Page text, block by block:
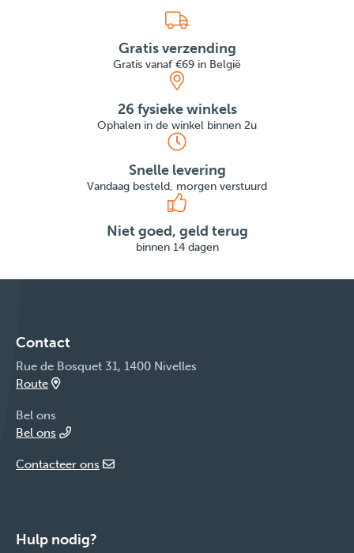
Gratis verzending
Gratis vanaf €69 in België
26 fysieke winkels
Ophalen in de winkel binnen 2u
Snelle levering
Vandaag besteld, morgen verstuurd
Niet goed, geld terug
binnen 14 dagen
Contact
Rue de Bosquet 31, 1400 Nivelles
Route
Bel ons
Bel ons
Contacteer ons
Hulp nodig?